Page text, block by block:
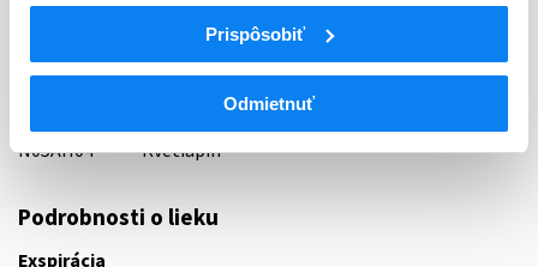
Prispôsobiť
Odmietnuť
ATC
Centrálna nervová sústava
N05
Psycholeptiká
Antipsychotiká
N05AH04
Kvetiapín
Podrobnosti o lieku
Exspirácia